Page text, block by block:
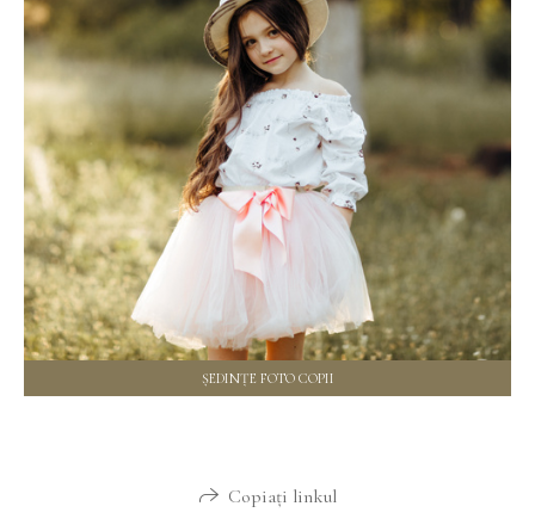
ȘEDINȚE FOTO COPII
Copiați linkul